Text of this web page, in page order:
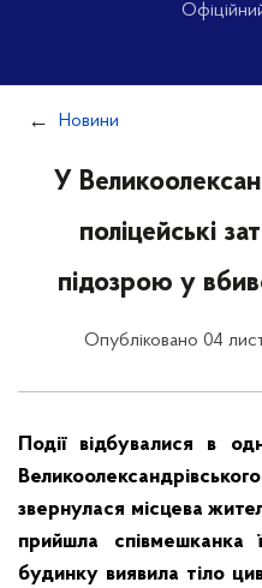
Новини
У
поліцейські
підозрою у
Опубліковано 04
Події відбувалися в
звернулася місцева
прийшла
будинку виявила тіло